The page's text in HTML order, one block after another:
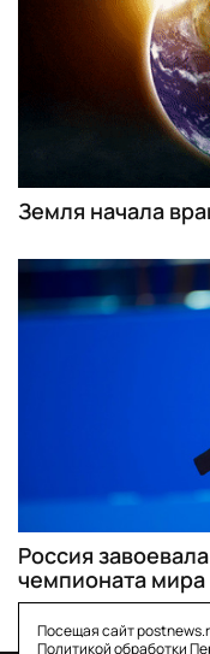
Земля начала
Россия
чемпионата
Посещая сайт
Политикой обработки